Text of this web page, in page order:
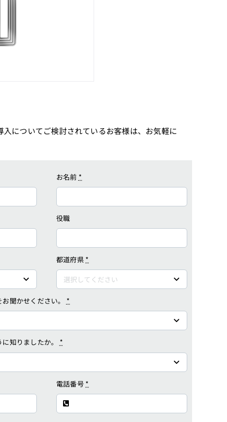
についてご検討されているお客様は、お気軽に
お名前 *
役職
都道府県 *
聞かせください。 *
知りましたか。 *
電話番号 *